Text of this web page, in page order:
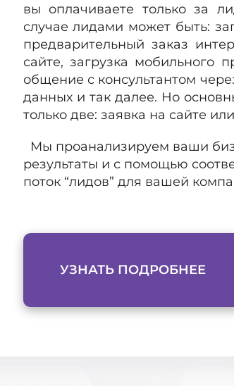
вы оплачиваете только за
случае лидами может быть:
предварительный заказ
сайте, загрузка мобильного
общение с консультантом
данных и так далее. Но
только две: заявка на сайте
Мы проанализируем ваши
результаты и с помощью
поток “лидов” для вашей
УЗНАТЬ ПОДРОБНЕЕ